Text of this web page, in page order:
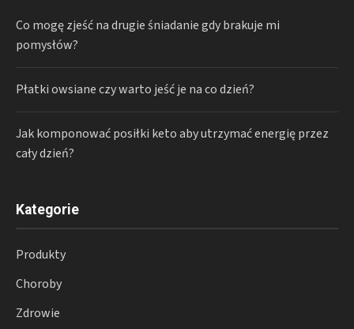
Co mogę zjeść na drugie śniadanie gdy brakuje mi
pomysłów?
Płatki owsiane czy warto jeść je na co dzień?
Jak komponować posiłki keto aby utrzymać energię przez
cały dzień?
Kategorie
Produkty
Choroby
Zdrowie